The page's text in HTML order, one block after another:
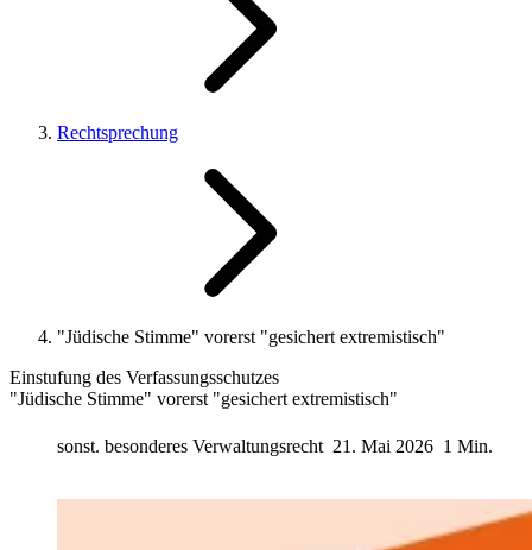
Rechtsprechung
"Jüdische Stimme" vorerst "gesichert extremistisch"
Einstufung des Verfassungsschutzes
"Jüdische Stimme" vorerst "gesichert extremistisch"
sonst. besonderes Verwaltungsrecht 21. Mai 2026 1 Min.